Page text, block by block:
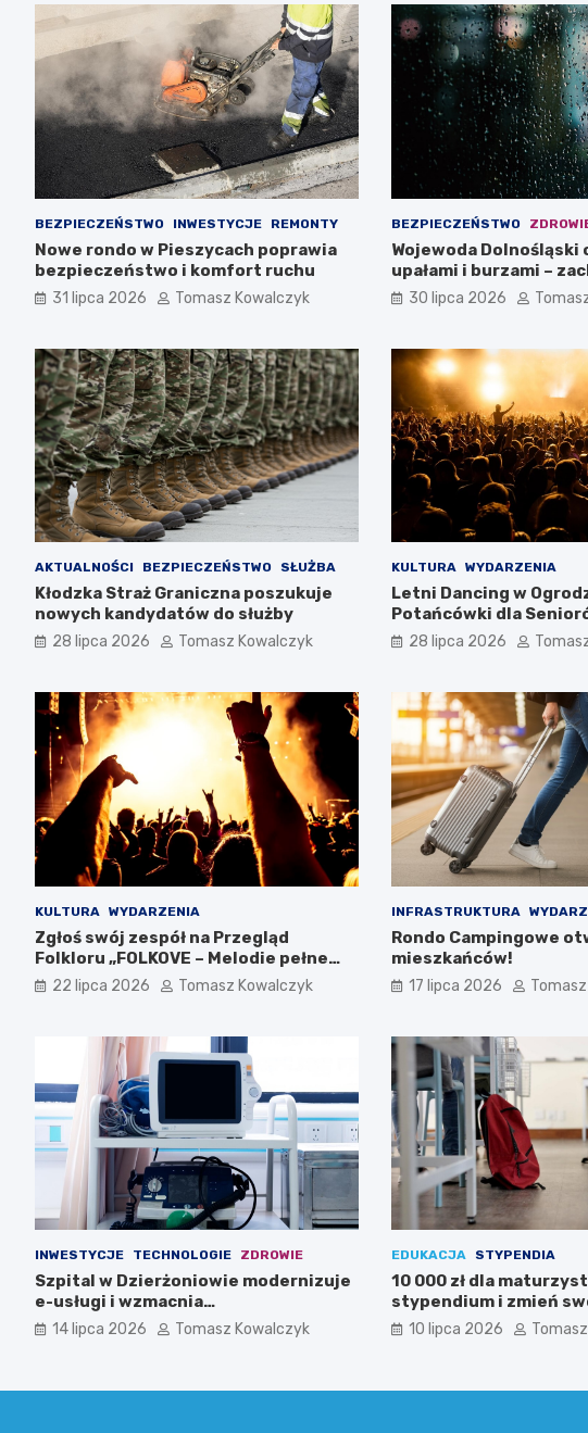
BEZPIECZEŃSTWO INWESTYCJE REMONTY
Nowe rondo w Pieszycach poprawia
bezpieczeństwo i komfort ruchu
31 lipca 2026 Tomasz Kowalczyk
BEZPIECZEŃSTWO
Wojewoda
upałami i burzami –
ostrożność!
30 lipca 2026
AKTUALNOŚCI BEZPIECZEŃSTWO SŁUŻBA
Kłodzka Straż Graniczna poszukuje
nowych kandydatów do służby
28 lipca 2026 Tomasz Kowalczyk
KULTURA WYDARZENIA
Letni Dancing w
Potańcówki dla
28 lipca 2026
KULTURA WYDARZENIA
Zgłoś swój zespół na Przegląd
Folkloru „FOLKOVE – Melodie pełne
historii”
22 lipca 2026 Tomasz Kowalczyk
INFRASTRUKTURA
Rondo Campingowe
mieszkańców!
17 lipca 2026
INWESTYCJE TECHNOLOGIE ZDROWIE
Szpital w Dzierżoniowie modernizuje
e-usługi i wzmacnia
cyberbezpieczeństwo dzięki KPO
14 lipca 2026 Tomasz Kowalczyk
EDUKACJA STYPENDIA
10 000 zł dla
stypendium i zmień
10 lipca 2026